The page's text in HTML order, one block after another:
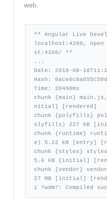
web.
** Angular Live
localhost:4200,
st:4200/ **
...
Date: 2018-08-
Hash:
Time: 20490ms
chunk {main}
nitial] [rendered]
chunk {polyfills}
olyfills) 227 kB
chunk {runtime}
e) 5.22 kB [entry]
chunk {styles}
5.6 kB [initial]
chunk {vendor}
27 MB [initial]
i ?wdm?: Compiled